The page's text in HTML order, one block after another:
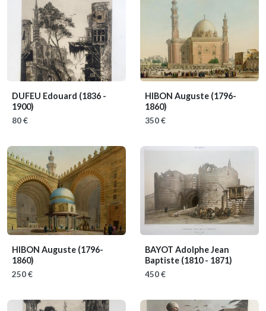
DUFEU Edouard (1836 -
1900)
80 €
HIBON Auguste (1796-
1860)
350 €
HIBON Auguste (1796-
1860)
250 €
BAYOT Adolphe Jean
Baptiste (1810 - 1871)
450 €